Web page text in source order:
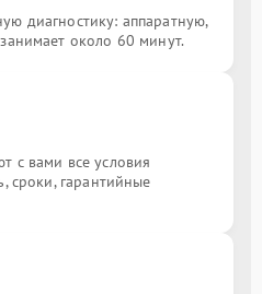
диагностику: аппаратную,
около 60 минут.
с вами все условия
сроки, гарантийные